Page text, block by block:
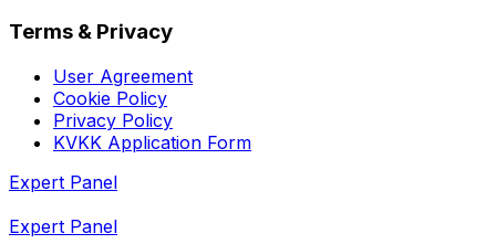
Terms & Privacy
User Agreement
Cookie Policy
Privacy Policy
KVKK Application Form
Expert Panel
Expert Panel